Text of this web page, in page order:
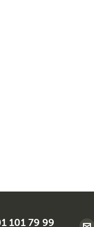
101 79 99